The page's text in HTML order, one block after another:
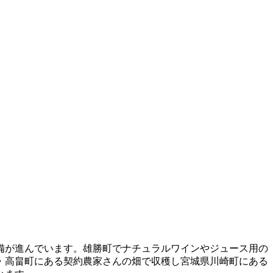
進んでいます。雄勝町でナチュラルワインやジュース用の
畠町にある契約農家さんの畑で収穫し宮城県川崎町にある